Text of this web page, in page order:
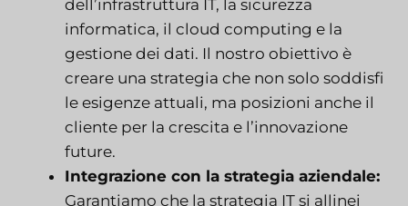
dell’infrastruttura IT, la sicurezza
informatica, il cloud computing e la
gestione dei dati. Il nostro obiettivo è
creare una strategia che non solo soddisfi
le esigenze attuali, ma posizioni anche il
cliente per la crescita e l’innovazione
future.
Integrazione con la strategia aziendale:
Garantiamo che la strategia IT si allinei